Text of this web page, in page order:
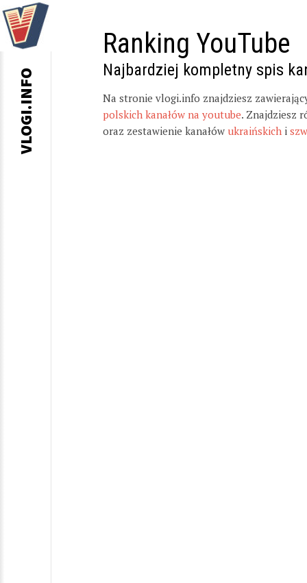
Ranking YouTube
Najbardziej kompletny spis
Na stronie vlogi.info znajdziesz
polskich kanałów na youtube. Znajdziesz
oraz zestawienie kanałów ukraińskich i
VLOGI.INFO